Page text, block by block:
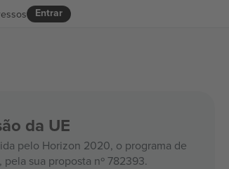
Entrar
da UE
pelo Horizon 2020, o programa de
sua proposta nº 782393.